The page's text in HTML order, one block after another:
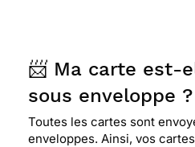
📨 Ma carte est-
sous enveloppe ?
Toutes les cartes sont
enveloppes. Ainsi, vos